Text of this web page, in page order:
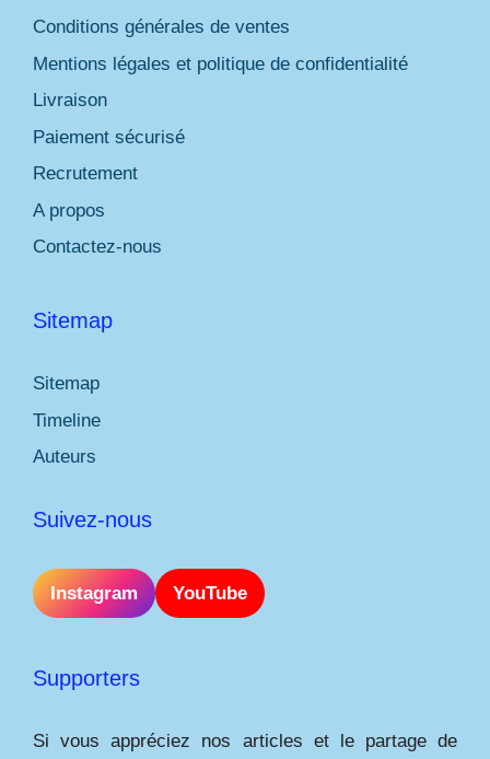
Conditions générales de ventes
Mentions légales et politique de confidentialité
Livraison
Paiement sécurisé
Recrutement
A propos
Contactez-nous
Sitemap
Sitemap
Timeline
Auteurs
Suivez-nous
Instagram YouTube
Supporters
Si vous appréciez nos articles et le partage de